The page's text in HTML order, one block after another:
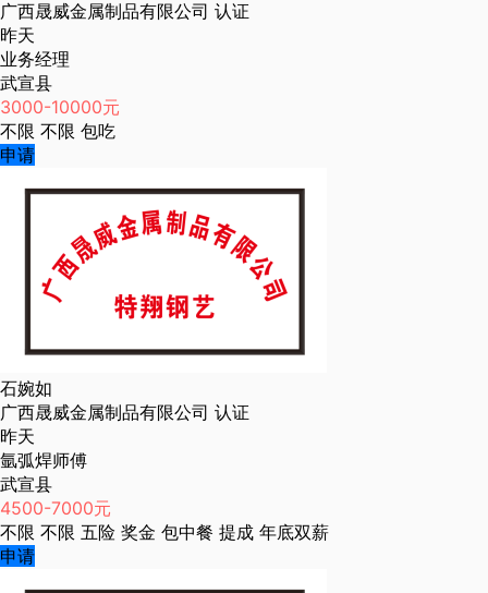
广西晟威金属制品有限公司 认证
昨天
业务经理
武宣县
3000-10000元
不限 不限 包吃
申请
石婉如
广西晟威金属制品有限公司 认证
昨天
氩弧焊师傅
武宣县
4500-7000元
不限 不限 五险 奖金 包中餐 提成 年底双薪
申请